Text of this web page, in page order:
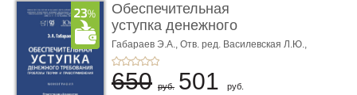
Обеспечительная
уступка денежного
требования ...
Габараев Э.А., Отв. ред. Василевская Л.Ю.,
вступ. сл. Каретина М.Г.
650 руб. 501 руб.